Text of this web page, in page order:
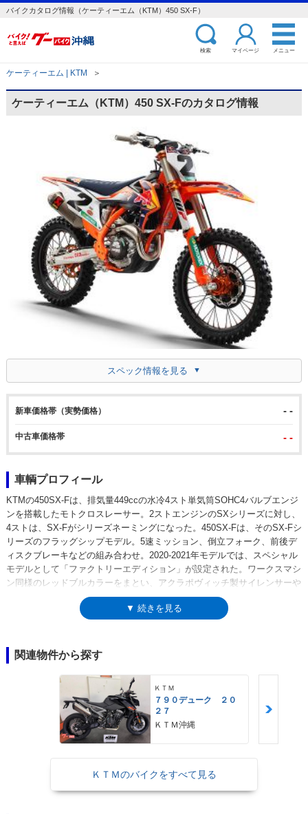
バイクカタログ情報（ケーティーエム（KTM）450 SX-F）
検索 マイページ メニュー
ケーティーエム | KTM ＞
ケーティーエム（KTM）450 SX-Fのカタログ情報
スペック情報を見る
新車価格帯（実勢価格） - -
中古車価格帯 - -
車輌プロフィール
KTMの450SX-Fは、排気量449ccの水冷4スト単気筒SOHC4バルブエンジ
ンを搭載したモトクロスレーサー。2ストエンジンのSXシリーズに対し、
4ストは、SX-Fがシリーズネーミングになった。450SX-Fは、そのSX-Fシ
リーズのフラッグシップモデル。5速ミッション、倒立フォーク、前後デ
ィスクブレーキなどの組み合わせ。2020-2021年モデルでは、スペシャル
モデルとして「ファクトリーエディション」が設定された。ワークスマシ
ン同様のレッドブルカラーをまとい、アクラポヴィッチ製サイレンサーや
専用シートなどが採用されていた。※競技専用車のため、ナンバー取得な
らびに公道走行はできない
▼ 続きを見る
関連物件から探す
ＫＴＭ
７９０デューク ２０
２７
ＫＴＭ沖縄
ＫＴＭのバイクをすべて見る